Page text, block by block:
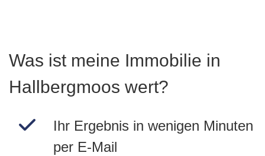
Was ist meine Immobilie in
Hallbergmoos wert?
Ihr Ergebnis in wenigen Minuten
per E-Mail